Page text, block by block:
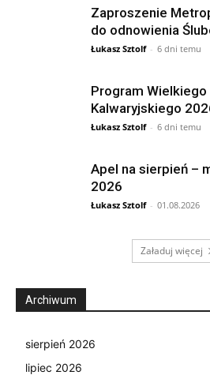
Zaproszenie
do odnowienia
Łukasz Sztolf - 6 dni temu
Program Wielkiego
Kalwaryjskiego
Łukasz Sztolf - 6 dni temu
Apel na sierpień –
2026
Łukasz Sztolf - 01.08.2026
Załaduj więcej
Archiwum
sierpień 2026
lipiec 2026